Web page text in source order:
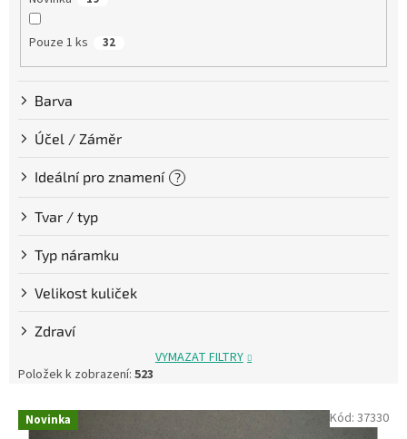
Pouze 1 ks 32
Barva
Účel / Záměr
Ideální pro znamení ?
Tvar / typ
Typ náramku
Velikost kuliček
Zdraví
VYMAZAT FILTRY
Položek k zobrazení: 523
V Novinka Kód: 37330